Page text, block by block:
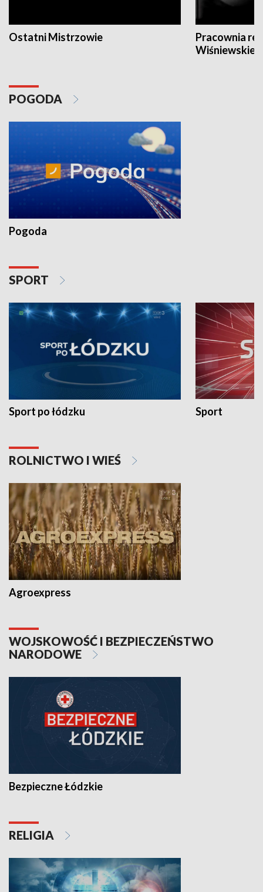
Ostatni Mistrzowie
Pracownia
POGODA
Pogoda
SPORT
Sport po łódzku Sport
ROLNICTWO I WIEŚ
Agroexpress
WOJSKOWOŚĆ I BEZPIECZEŃSTWO
NARODOWE
Bezpieczne Łódzkie
RELIGIA